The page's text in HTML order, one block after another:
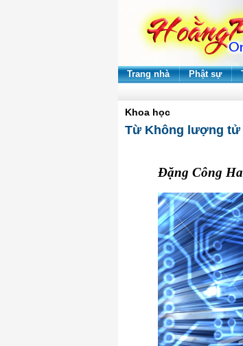
Trang nhà Phật sự
Khoa học
Từ Không lượng tử
Đặng Công